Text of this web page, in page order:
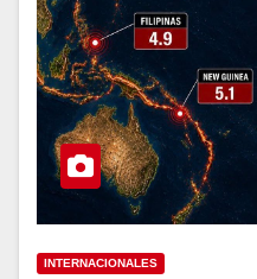
INTERNACIONALES